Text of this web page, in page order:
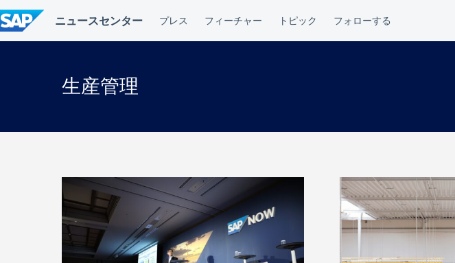
ン
テ
ン
生産管理